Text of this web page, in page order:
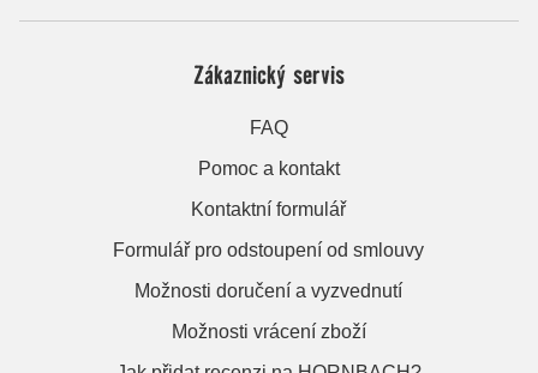
Zákaznický servis
FAQ
Pomoc a kontakt
Kontaktní formulář
Formulář pro odstoupení od smlouvy
Možnosti doručení a vyzvednutí
Možnosti vrácení zboží